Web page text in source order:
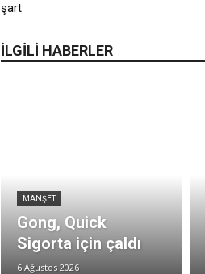
şart
İLGİLİ HABERLER
MANŞET
Gong, Quick
Sigorta için çaldı
6 Ağustos 2026